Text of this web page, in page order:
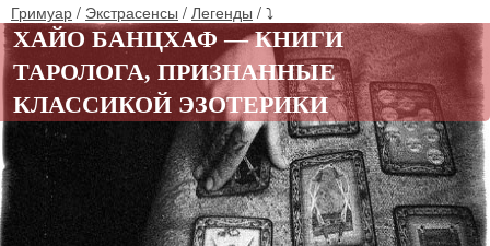
Гримуар / Экстрасенсы / Легенды / ⤵
ХАЙО БАНЦХАФ — КНИГИ
ТАРОЛОГА, ПРИЗНАННЫЕ
КЛАССИКОЙ ЭЗОТЕРИКИ